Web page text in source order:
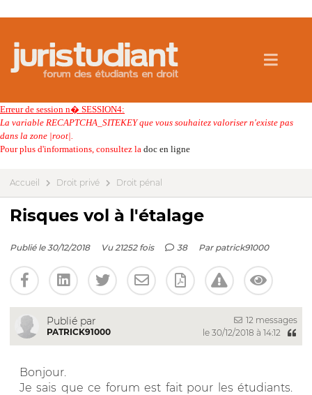
Erreur de session n� SESSION4:
La variable RECAPTCHA_SITEKEY que vous souhaitez valoriser n'existe pas
dans la zone |root|.
Pour plus d'informations, consultez la doc en ligne
Accueil Droit privé Droit pénal
Risques vol à l'étalage
Publié le 30/12/2018 Vu 21252 fois 38 Par patrick91000
Publié par
PATRICK91000
12 messages
le 30/12/2018 à 14:12
Bonjour.
Je sais que ce forum est fait pour les étudiants.